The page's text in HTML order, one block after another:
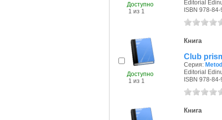
Доступно
1 из 1
Editorial
ISBN 978-
Доступно
1 из 1
Книга
Club
Серия:
Editorial
ISBN 978-
Книга